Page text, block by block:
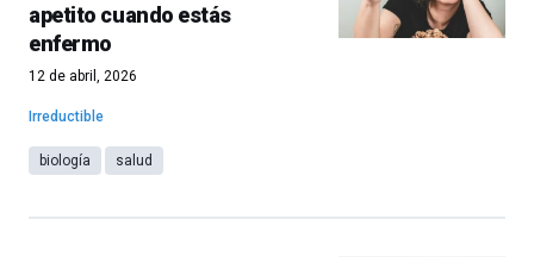
apetito cuando estás
enfermo
12 de abril, 2026
Irreductible
biología salud